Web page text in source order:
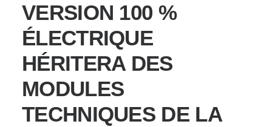
VERSION 100 %
ÉLECTRIQUE
HÉRITERA DES
MODULES
TECHNIQUES DE LA